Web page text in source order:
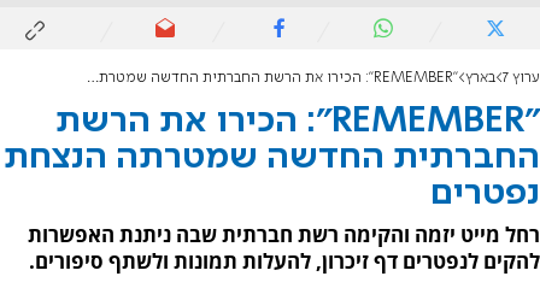
ערוץ 7 בארץ "REMEMBER": הכירו את הרשת החברתית החדשה שמטרתה הנצחת נפטרים
"REMEMBER": הכירו את הרשת
החברתית החדשה שמטרתה הנצחת
נפטרים
רחל מייט יזמה והקימה רשת חברתית שבה ניתנת האפשרות
להקים לנפטרים דף זיכרון, להעלות תמונות ולשתף סיפורים.